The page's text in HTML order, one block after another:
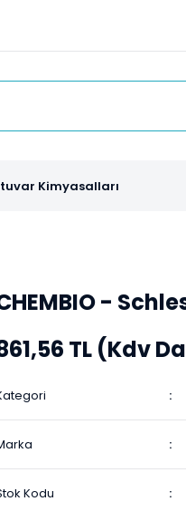
Kimyasalları
-
TL (Kdv
Kodu